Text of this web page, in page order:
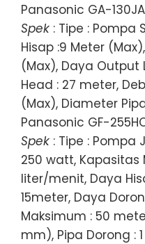
Panasonic GA-
Spek : Tipe : Pompa
Hisap :9 Meter
(Max), Daya Output
Head : 27 meter,
(Max), Diameter
Panasonic GF-
Spek : Tipe : Pompa
250 watt, Kapasitas
liter/menit, Daya
15meter, Daya
Maksimum : 50
mm), Pipa Dorong :